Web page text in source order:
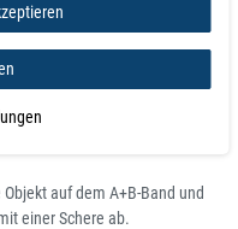
z.B. an Ihrem Tür- oder
auf der Oberfläche
auf dem A+B-Band und
einer Schere ab.